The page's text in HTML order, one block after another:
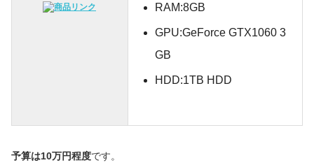
RAM:8GB
GPU:GeForce GTX1060 3
GB
HDD:1TB HDD
予算は10万円程度です。